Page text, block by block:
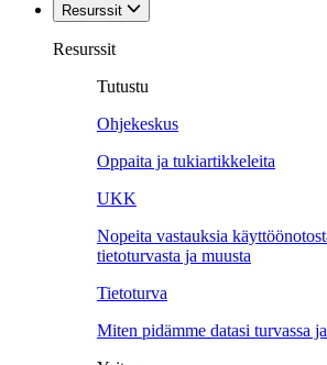
Resurssit
Resurssit
Tutustu
Ohjekeskus
Oppaita ja tukiartikkeleita
UKK
Nopeita vastauksia
tietoturvasta ja muusta
Tietoturva
Miten pidämme datasi turvassa